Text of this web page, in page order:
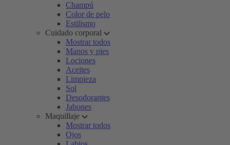
Champú
Color de pelo
Estilismo
Cuidado corporal
Mostrar todos
Manos y pies
Lociones
Aceites
Limpieza
Sol
Desodorantes
Jabones
Maquillaje
Mostrar todos
Ojos